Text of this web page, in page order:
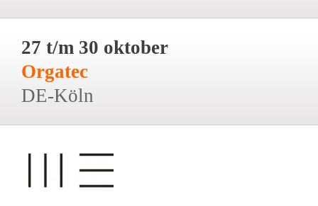
27 t/m 30 oktober
Orgatec
DE-Köln